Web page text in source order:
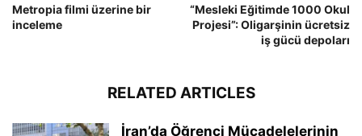
Metropia filmi üzerine bir
inceleme
“Mesleki Eğitimde 1000 Okul
Projesi”: Oligarşinin ücretsiz
iş gücü depoları
RELATED ARTICLES
İran’da Öğrenci Mücadelelerinin